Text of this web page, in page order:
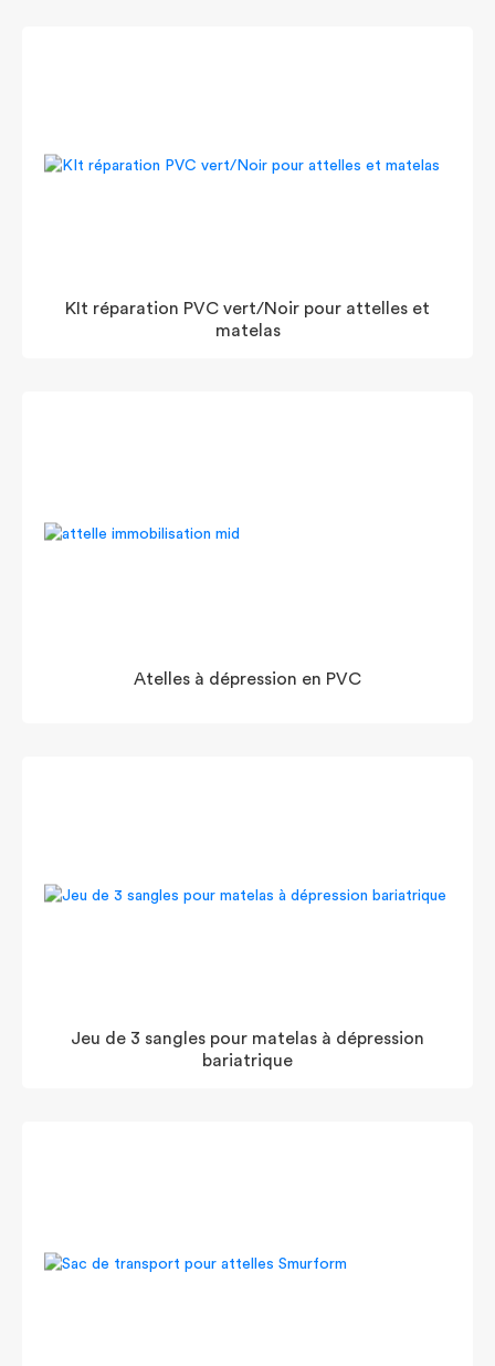
KIt réparation PVC vert/Noir pour attelles et
matelas
Atelles à dépression en PVC
Jeu de 3 sangles pour matelas à dépression
bariatrique